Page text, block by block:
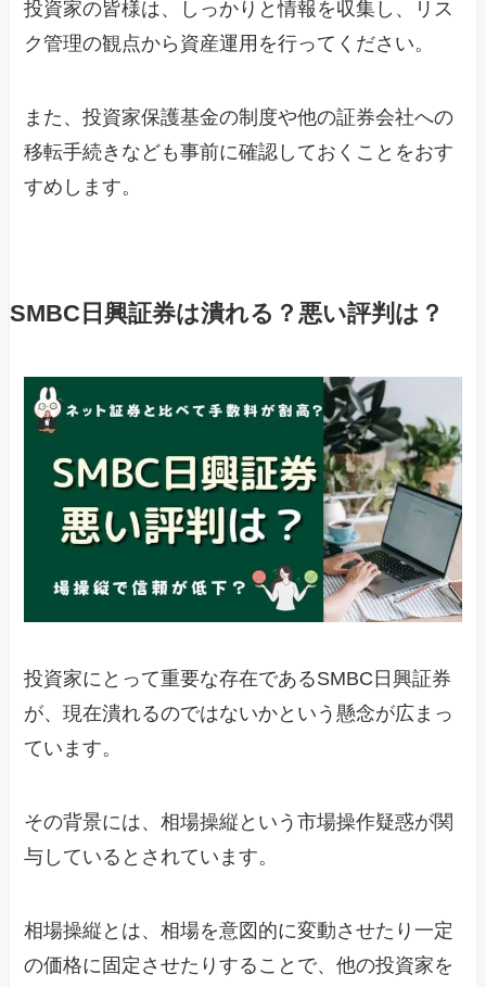
投資家の皆様は、しっかりと情報を収集し、リス
ク管理の観点から資産運用を行ってください。
また、投資家保護基金の制度や他の証券会社への
移転手続きなども事前に確認しておくことをおす
すめします。
SMBC日興証券は潰れる？悪い評判は？
投資家にとって重要な存在であるSMBC日興証券
が、現在潰れるのではないかという懸念が広まっ
ています。
その背景には、相場操縦という市場操作疑惑が関
与しているとされています。
相場操縦とは、相場を意図的に変動させたり一定
の価格に固定させたりすることで、他の投資家を